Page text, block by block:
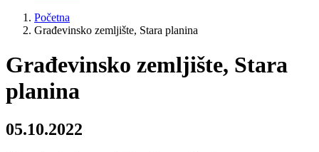
Početna
Građevinsko zemljište, Stara planina
Građevinsko zemljište, Stara
planina
05.10.2022